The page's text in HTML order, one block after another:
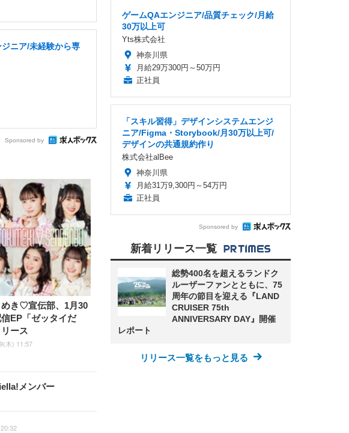
ニア/未経験から専
Sponsored by
めき♡宣伝部、1月30
信EP「ゼッタイだ
ース
木) 11:57
メンバー
ゲームQAエンジニア/品質チェック/月給
30万以上可
Yts株式会社
神奈川県
月給29万300円～50万円
正社員
「スキル習得」デザインシステムエンジ
ニア/Figma・Storybook/月30万以上可/
デザインの共通規約作り
株式会社alBee
神奈川県
月給31万9,300円～54万円
正社員
Sponsored by
新着リリース一覧
総勢400名を超えるランドク
ルーザーファンとともに、75
周年の節目を迎える『LAND
CRUISER 75th
ANNIVERSARY DAY』開催
レポート
リリース一覧をもっと見る